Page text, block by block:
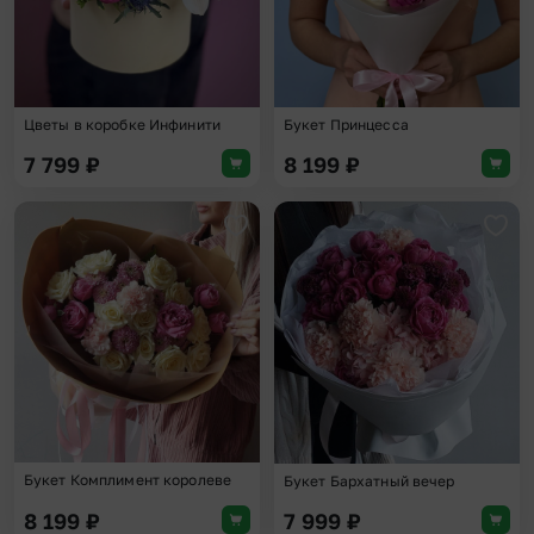
Цветы в коробке Инфинити
7 799 ₽
Букет Принцесса
8 199 ₽
Добавить в избранное
Букет Комплимент королеве
8 199 ₽
Букет Бархатный вечер
7 999 ₽